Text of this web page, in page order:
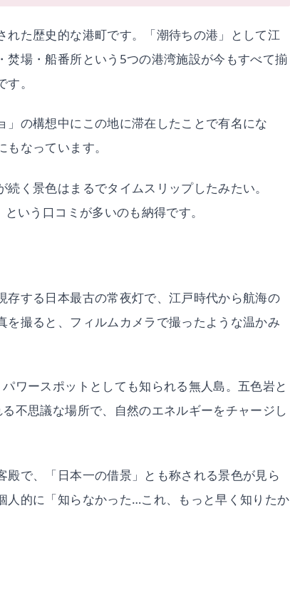
た歴史的な港町です。「潮待ちの港」として江
焚場・船番所という5つの港湾施設が今もすべて揃
。
の構想中にこの地に滞在したことで有名にな
なっています。
く景色はまるでタイムスリップしたみたい。
いう口コミが多いのも納得です。
する日本最古の常夜灯で、江戸時代から航海の
撮ると、フィルムカメラで撮ったような温かみ
ワースポットとしても知られる無人島。五色岩と
不思議な場所で、自然のエネルギーをチャージし
で、「日本一の借景」とも称される景色が見ら
的に「知らなかった…これ、もっと早く知りたか